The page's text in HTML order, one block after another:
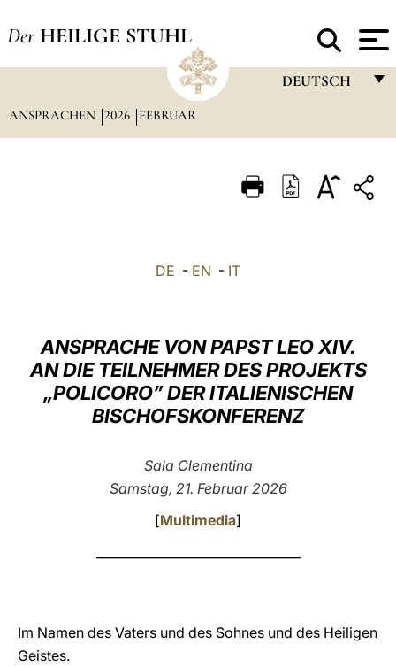
Der HEILIGE STUHL
DEUTSCH
ITALIANO
العربيّة
中文
LATINE
ANSPRACHEN 2026 FEBRUAR
DE - EN - IT
ANSPRACHE VON PAPST LEO XIV.
AN DIE TEILNEHMER DES PROJEKTS
„POLICORO” DER ITALIENISCHEN
BISCHOFSKONFERENZ
Sala Clementina
Samstag, 21. Februar 2026
[Multimedia]
Im Namen des Vaters und des Sohnes und des Heiligen
Geistes.